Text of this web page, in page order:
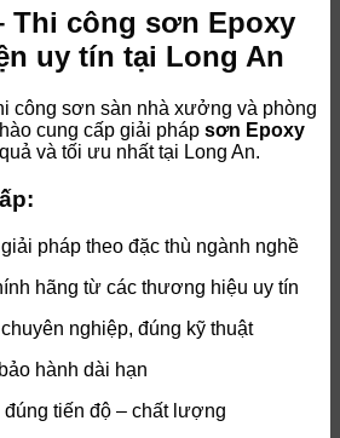
Thi công sơn Epoxy
uy tín tại Long An
công sơn sàn nhà xưởng và phòng
cung cấp giải pháp sơn Epoxy
và tối ưu nhất tại Long An.
pháp theo đặc thù ngành nghề
hãng từ các thương hiệu uy tín
nghiệp, đúng kỹ thuật
hành dài hạn
đúng tiến độ – chất lượng